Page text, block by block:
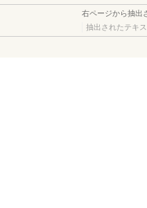
右ページから抽出
抽出されたテキ